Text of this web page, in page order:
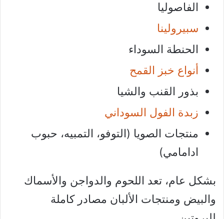
الفاصوليا
سبيرولينا
الحنطة السوداء
أنواع خبز القمح
بذور القنب والشيا
زبدة الفول السوداني
منتجات الصويا (التوفو، التمبيه، حبوب
ادامامي)
بشكل عام، تعد اللحوم والدواجن والأسماك
والبيض ومنتجات الألبان مصادر كاملة